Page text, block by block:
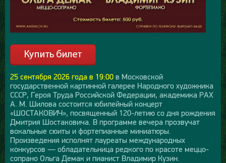
25 сентября 2026 года в 19:00 в Московской
государственной картинной галерее Народного художника
СССР, Героя Труда Российской Федерации, академика РАХ
А. М. Шилова состоится юбилейный концерт
«ШОСТАКОВИЧ», посвященный 120-летию со дня рождения
Дмитрия Шостаковича. В программе вечера прозвучат
вокальные сюиты и фортепианные миниатюры.
Произведения исполнят лауреаты международных
конкурсов — обладательница редкого по красоте меццо-
сопрано Ольга Демак и пианист Владимир Кузин.